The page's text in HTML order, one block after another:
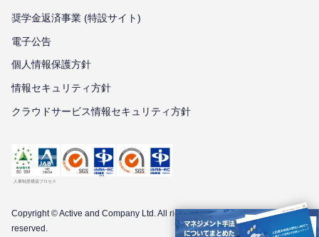
奨学金返済事業 (特設サイト)
電子公告
個⼈情報保護⽅針
情報セキュリティ⽅針
クラウドサービス情報セキュリティ方針
Copyright © Active and Company Ltd. All rights
reserved.